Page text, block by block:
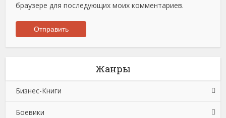
браузере для последующих моих комментариев.
Жанры
Бизнес-Книги
Банковское дело
Боевики